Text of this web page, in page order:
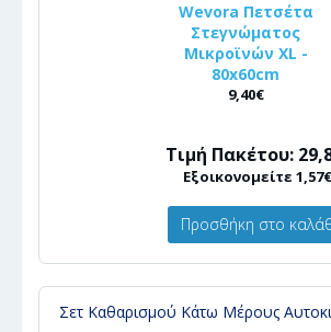
Wevora Πετσέτα
Στεγνώματος
Μικροϊνών XL -
80x60cm
9,40€
Τιμή Πακέτου:
Εξοικονομείτε
Προσθήκη στο
Σετ Καθαρισμού Κάτω Μέρους